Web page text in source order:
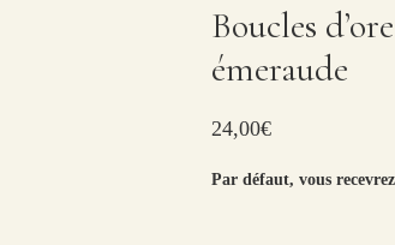
Boucles
émeraude
24,00€
Par défaut, vous